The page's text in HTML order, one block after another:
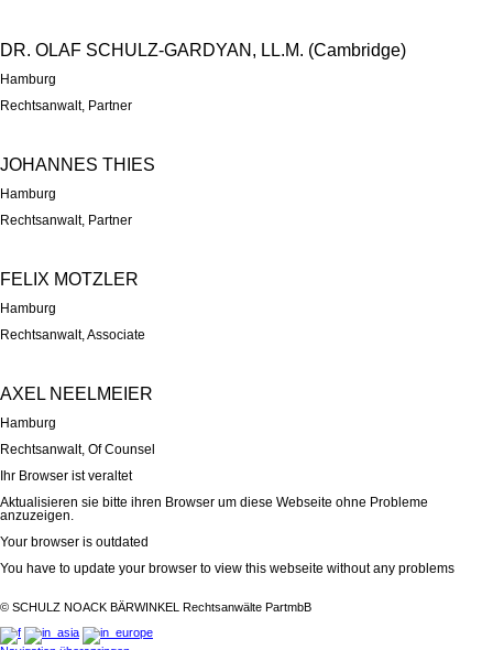
DR. OLAF SCHULZ-GARDYAN, LL.M. (Cambridge)
Hamburg
Rechtsanwalt, Partner
JOHANNES THIES
Hamburg
Rechtsanwalt, Partner
FELIX MOTZLER
Hamburg
Rechtsanwalt,Associate
AXEL NEELMEIER
Hamburg
Rechtsanwalt, Of Counsel
Ihr Browser ist veraltet
Aktualisieren sie bitte ihren Browser um diese Webseite ohne Probleme
anzuzeigen.
Your browser is outdated
You have to update your browser to view this webseite without any problems
© SCHULZ NOACK BÄRWINKEL Rechtsanwälte PartmbB